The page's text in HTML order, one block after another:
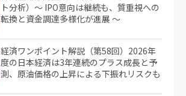
ト分析）～ IPO意向は継続も、質重視への
転換と資金調達多様化が進展 ～
経済ワンポイント解説（第58回）2026年
度の日本経済は3年連続のプラス成長と予
測、原油価格の上昇による下振れリスクも